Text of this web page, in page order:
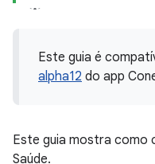
Este guia é
alpha12 do app
Este guia mostra como
Saúde.